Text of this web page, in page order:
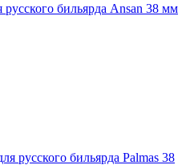
бильярда Ansan 38 мм